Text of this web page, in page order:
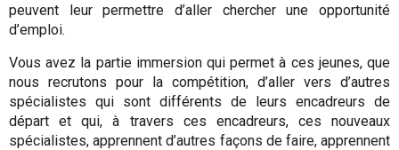
peuvent leur permettre d’aller chercher une opportunité
d’emploi.
Vous avez la partie immersion qui permet à ces jeunes, que
nous recrutons pour la compétition, d’aller vers d’autres
spécialistes qui sont différents de leurs encadreurs de
départ et qui, à travers ces encadreurs, ces nouveaux
spécialistes, apprennent d’autres façons de faire, apprennent